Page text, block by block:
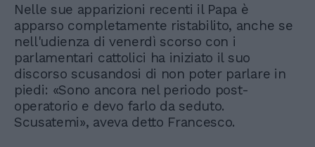
Nelle sue apparizioni recenti il Papa è
apparso completamente ristabilito, anche se
nell'udienza di venerdì scorso con i
parlamentari cattolici ha iniziato il suo
discorso scusandosi di non poter parlare in
piedi: «Sono ancora nel periodo post-
operatorio e devo farlo da seduto.
Scusatemi», aveva detto Francesco.